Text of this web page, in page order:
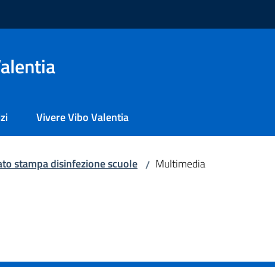
Vivere Vibo Valentia
stampa disinfezione scuole / Multimedia